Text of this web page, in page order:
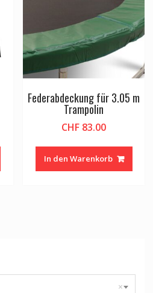
Federabdeckung für 3.05 m
Trampolin
CHF 83.00
In den Warenkorb
×